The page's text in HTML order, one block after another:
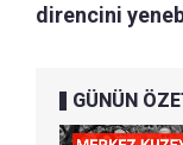
direncini
GÜNÜN